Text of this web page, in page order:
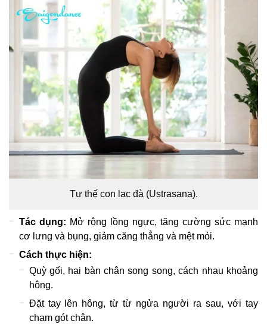
Tư thế con lạc đà (Ustrasana).
Tác dụng: Mở rộng lồng ngực, tăng cường sức mạnh
cơ lưng và bụng, giảm căng thẳng và mệt mỏi.
Cách thực hiện:
Quỳ gối, hai bàn chân song song, cách nhau khoảng
hông.
Đặt tay lên hông, từ từ ngửa người ra sau, với tay
chạm gót chân.